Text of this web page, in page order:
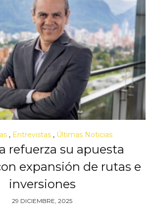
, Entrevistas , Últimas Noticias
refuerza su apuesta
expansión de rutas e
inversiones
29 DICIEMBRE, 2025